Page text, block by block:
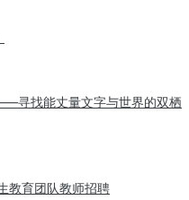
寻找能丈量文字与世界的双栖
教育团队教师招聘